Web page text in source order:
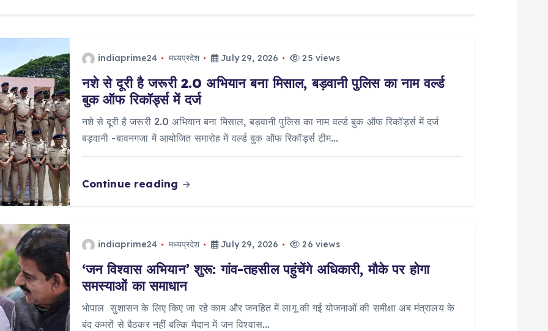
indiaprime24 मध्यप्रदेश July 29, 2026 25 views
नशे से दूरी है जरूरी 2.0 अभियान बना मिसाल, बड़वानी पुलिस का नाम वर्ल्ड
बुक ऑफ रिकॉर्ड्स में दर्ज
नशे से दूरी है जरूरी 2.0 अभियान बना मिसाल, बड़वानी पुलिस का नाम वर्ल्ड बुक ऑफ रिकॉर्ड्स में दर्ज
बड़वानी -बावनगजा में आयोजित समारोह में वर्ल्ड बुक ऑफ रिकॉर्ड्स टीम…
Continue reading
indiaprime24 मध्यप्रदेश July 29, 2026 26 views
‘जन विश्वास अभियान’ शुरू: गांव-तहसील पहुंचेंगे अधिकारी, मौके पर होगा
समस्याओं का समाधान
भोपाल सुशासन के लिए किए जा रहे काम और जनहित में लागू की गई योजनाओं की समीक्षा अब मंत्रालय के
बंद कमरों से बैठकर नहीं बल्कि मैदान में जन विश्वास…